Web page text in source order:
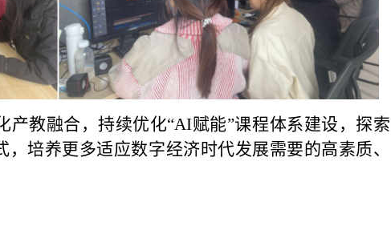
产教融合，持续优化“AI赋能”课程体系建设，探索
培养更多适应数字经济时代发展需要的高素质、